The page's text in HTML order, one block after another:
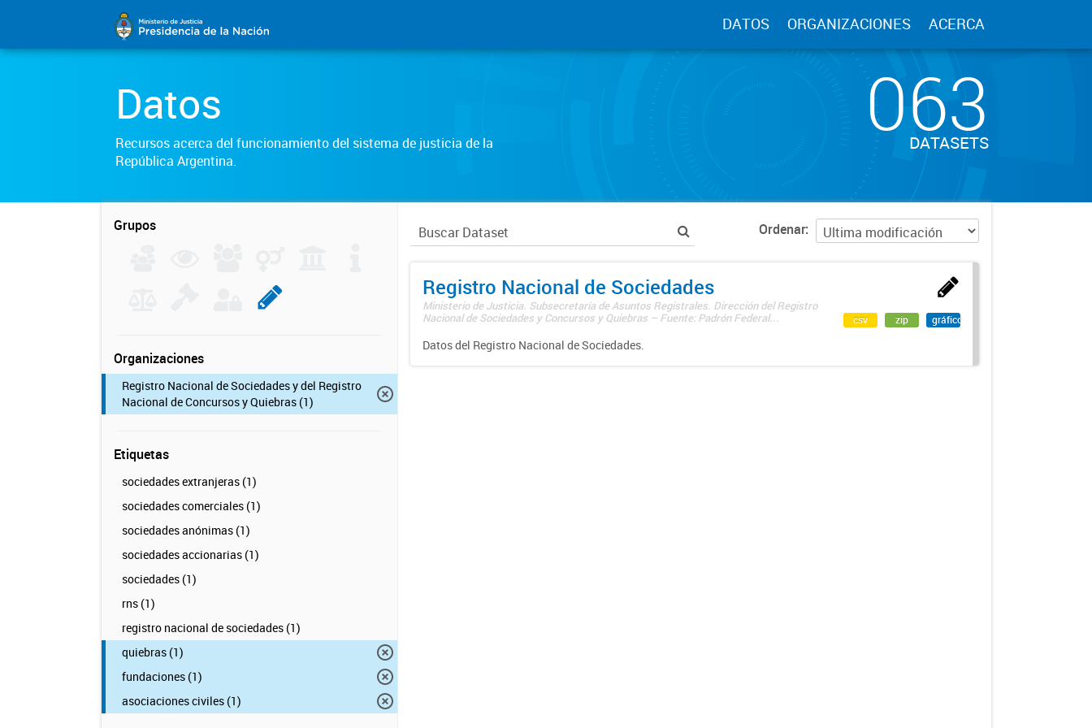
DATOS ORGANIZACIONES ACERCA
Datos
Recursos acerca del funcionamiento del sistema de justicia de la
República Argentina.
063
DATASETS
Grupos
Organizaciones
Registro Nacional de Sociedades y del Registro
Nacional de Concursos y Quiebras (1)
Etiquetas
sociedades extranjeras (1)
sociedades comerciales (1)
sociedades anónimas (1)
sociedades accionarias (1)
sociedades (1)
rns (1)
registro nacional de sociedades (1)
quiebras (1)
fundaciones (1)
asociaciones civiles (1)
Ordenar
Registro Nacional de Sociedades
Ministerio de Justicia. Subsecretaría de Asuntos Registrales. Dirección del Registro
Nacional de Sociedades y Concursos y Quiebras – Fuente: Padrón Federal...
Datos del Registro Nacional de Sociedades.
csv zip gráfico